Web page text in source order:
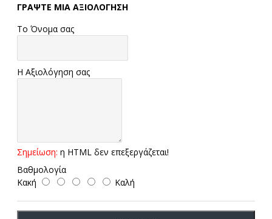
ΓΡΆΨΤΕ ΜΙΑ ΑΞΙΟΛΌΓΗΣΗ
Το Όνομα σας
Η Αξιολόγηση σας
Σημείωση: η HTML δεν επεξεργάζεται!
Βαθμολογία
Κακή
Καλή